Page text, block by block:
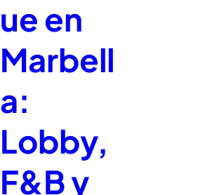
ue en
Marbell
a:
Lobby,
F&B y